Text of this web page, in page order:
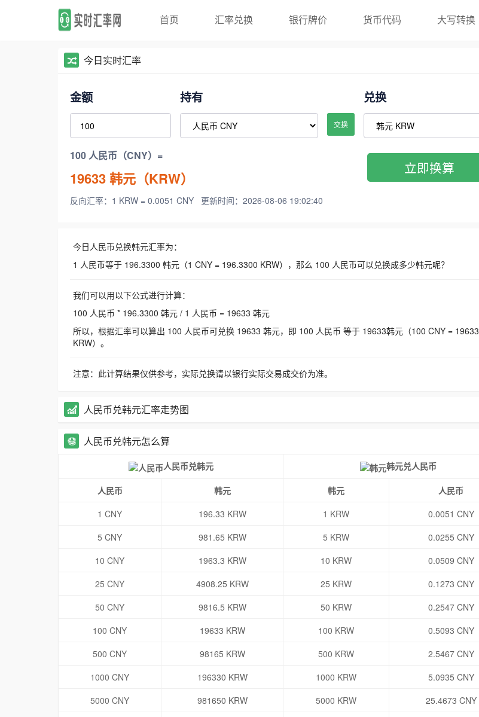
首页 汇率兑换 银行牌价 货币代码 大写转换
今日实时汇率
金额 持有
交换
兑换
100 人民币（CNY）=
19633韩元（KRW）
反向汇率：1 KRW = 0.0051 CNY 更新时间：2026-08-06 19:02:40
立即换算
今日人民币兑换韩元汇率为：
1 人民币等于 196.3300 韩元（1 CNY = 196.3300 KRW），那么 100 人民币可以兑换成多少韩元呢？
我们可以用以下公式进行计算：
100 人民币 * 196.3300 韩元 / 1 人民币 = 19633 韩元
所以，根据汇率可以算出 100 人民币可兑换 19633 韩元，即 100 人民币 等于 19633韩元（100 CNY = 19633
KRW）。
注意：此计算结果仅供参考，实际兑换请以银行实际交易成交价为准。
人民币兑韩元汇率走势图
人民币兑韩元怎么算
人民币兑韩元 韩元兑人民币
人民币 韩元 韩元
人民币
1 CNY
196.33 KRW 1 KRW
0.0051 CNY
5 CNY
981.65 KRW 5 KRW
0.0255 CNY
10 CNY
1963.3 KRW 10 KRW
0.0509 CNY
25 CNY
4908.25 KRW 25 KRW
0.1273 CNY
50 CNY
9816.5 KRW 50 KRW
0.2547 CNY
100 CNY
19633 KRW 100 KRW
0.5093 CNY
500 CNY
98165 KRW 500 KRW
2.5467 CNY
1000 CNY
196330 KRW 1000 KRW
5.0935 CNY
5000 CNY
981650 KRW 5000 KRW
25.4673 CNY